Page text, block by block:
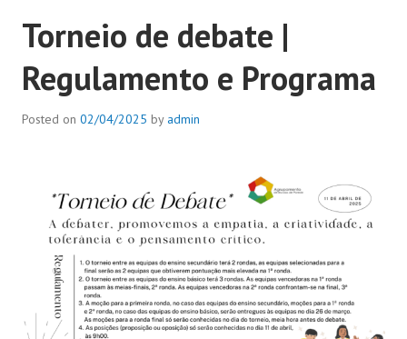
Torneio de debate |
Regulamento e Programa
Posted on 02/04/2025 by admin